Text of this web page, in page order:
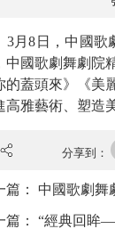
3月8日，中國歌
中國歌劇舞劇院
的蓋頭來》《美
高雅藝術、塑造
分享到：
篇： 中國歌劇舞
篇： “經典回眸